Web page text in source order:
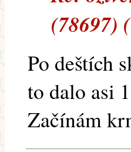
(78697)
Po deštích
to dalo asi
Začínám